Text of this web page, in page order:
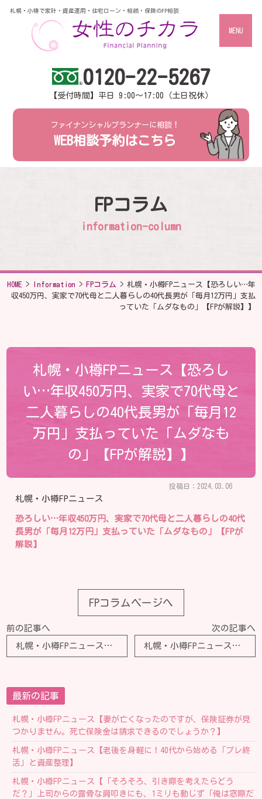
札幌・小樽で家計・資産運用・住宅ローン・相続・保険のFP相談
MENU
0120-22-5267
【受付時間】平日 9:00～17:00（土日祝休）
ファイナンシャルプランナーに相談！
WEB相談予約はこちら
FPコラム
information-column
HOME> Information > FPコラム > 札幌・小樽FPニュース【恐ろしい…年
収450万円、実家で70代母と二人暮らしの40代長男が「毎月12万円」支払
っていた「ムダなもの」【FPが解説】】
札幌・小樽FPニュース【恐ろし
い…年収450万円、実家で70代母と
二人暮らしの40代長男が「毎月12
万円」支払っていた「ムダなも
の」【FPが解説】】
投稿日：2024.03.06
札幌・小樽FPニュース
恐ろしい…年収450万円、実家で70代母と二人暮らしの40代
長男が「毎月12万円」支払っていた「ムダなもの」【FPが
解説】
FPコラムページへ
前の記事へ
札幌・小樽FPニュース【「老後が非常に心配」45.3％へ。逆に心配ない人の「理由一覧」は？年金と貯蓄で考える老後の備え】
次の記事へ
札幌・小樽FPニュース【65歳時点で貯金「1500万円」を達成しています！「90歳まで」生きる場合、夫婦でこれだけあれば十分でしょうか？】
最新の記事
札幌・小樽FPニュース【妻が亡くなったのですが、保険証券が見
つかりません。死亡保険金は請求できるのでしょうか？】
札幌・小樽FPニュース【老後を身軽に！40代から始める「プレ終
活」と資産整理】
札幌・小樽FPニュース【「そろそろ、引き際を考えたらどう
だ？」上司からの露骨な肩叩きにも、1ミリも動じず「俺は窓際だ